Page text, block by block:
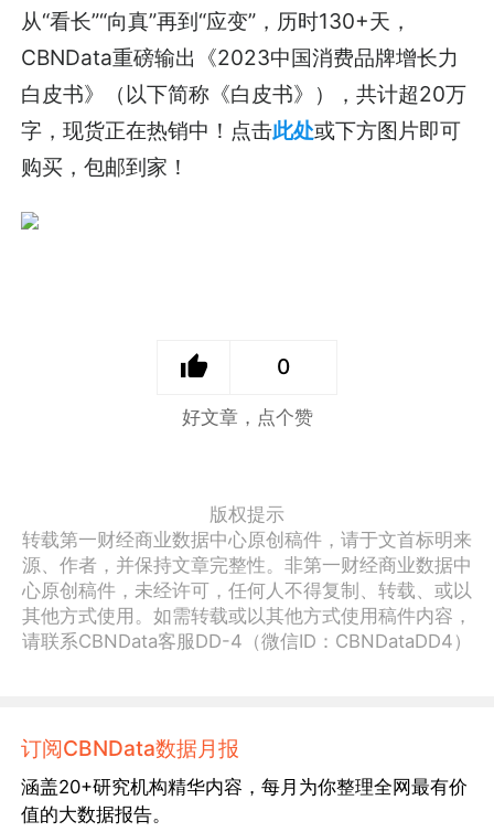
从“看长”“向真”再到“应变”，历时130+天，
CBNData重磅输出《2023中国消费品牌增长力
白皮书》（以下简称《白皮书》），共计超20万
字，现货正在热销中！点击此处或下方图片即可
购买，包邮到家！
0
好文章，点个赞
版权提示
转载第一财经商业数据中心原创稿件，请于文首标明来
源、作者，并保持文章完整性。非第一财经商业数据中
心原创稿件，未经许可，任何人不得复制、转载、或以
其他方式使用。如需转载或以其他方式使用稿件内容，
请联系CBNData客服DD-4（微信ID：CBNDataDD4）
订阅CBNData数据月报
涵盖20+研究机构精华内容，每月为你整理全网最有价
值的大数据报告。